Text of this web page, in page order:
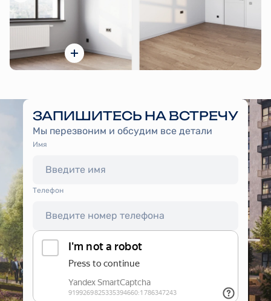
ЗАПИШИТЕСЬ НА ВСТРЕЧУ
Мы перезвоним и обсудим все детали
Имя
Tелефон